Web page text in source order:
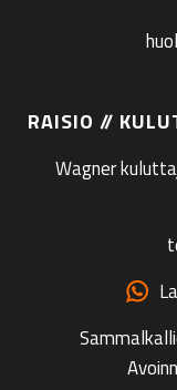
RAISIO //
Wagner